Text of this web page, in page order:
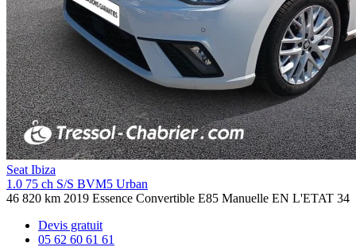
Seat Ibiza
1.0 75 ch S/S BVM5 Urban
46 820 km 2019 Essence Convertible E85 Manuelle EN L'ETAT 34
Devis gratuit
05 62 60 61 61